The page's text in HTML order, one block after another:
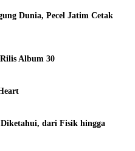
Dunia, Pecel Jatim Cetak
Album 30
Diketahui, dari Fisik hingga